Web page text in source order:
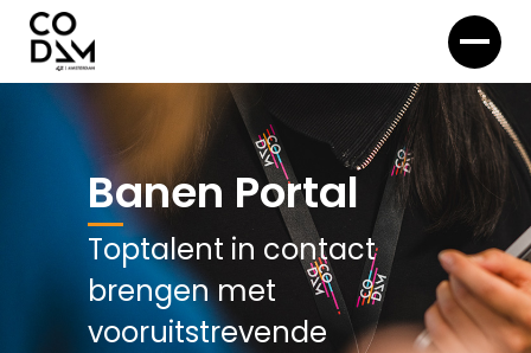
Banen Portal
Toptalent in contact
brengen met
vooruitstrevende